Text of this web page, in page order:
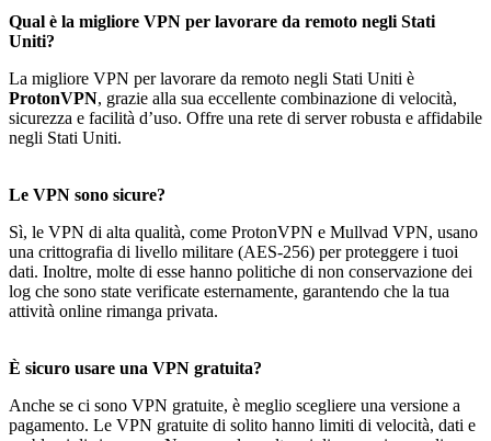
Qual è la migliore VPN per lavorare da remoto negli Stati
Uniti?
La migliore VPN per lavorare da remoto negli Stati Uniti è
ProtonVPN, grazie alla sua eccellente combinazione di velocità,
sicurezza e facilità d’uso. Offre una rete di server robusta e affidabile
negli Stati Uniti.
Le VPN sono sicure?
Sì, le VPN di alta qualità, come ProtonVPN e Mullvad VPN, usano
una crittografia di livello militare (AES-256) per proteggere i tuoi
dati. Inoltre, molte di esse hanno politiche di non conservazione dei
log che sono state verificate esternamente, garantendo che la tua
attività online rimanga privata.
È sicuro usare una VPN gratuita?
Anche se ci sono VPN gratuite, è meglio scegliere una versione a
pagamento. Le VPN gratuite di solito hanno limiti di velocità, dati e